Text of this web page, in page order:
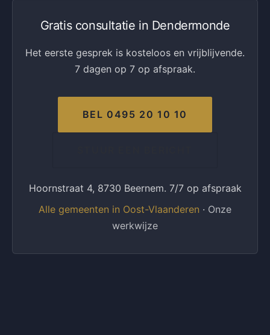
Gratis consultatie in Dendermonde
Het eerste gesprek is kosteloos en vrijblijvende.
7 dagen op 7 op afspraak.
BEL 0495 20 10 10
Hoornstraat 4, 8730 Beernem. 7/7 op afspraak
Alle gemeenten in Oost-Vlaanderen · Onze
werkwijze